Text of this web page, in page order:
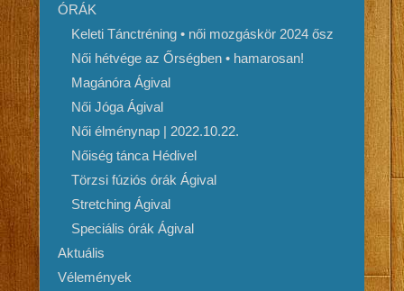
ÓRÁK
Keleti Tánctréning • női mozgáskör 2024 ősz
Női hétvége az Őrségben • hamarosan!
Magánóra Ágival
Női Jóga Ágival
Női élménynap | 2022.10.22.
Nőiség tánca Hédivel
Törzsi fúziós órák Ágival
Stretching Ágival
Speciális órák Ágival
Aktuális
Vélemények